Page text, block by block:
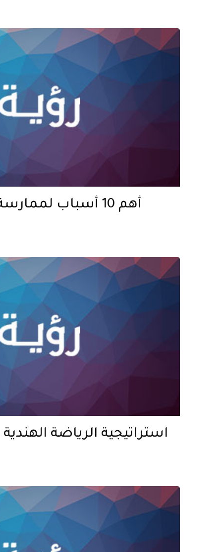
أهم 10 أسباب
استراتيجية الرياضة